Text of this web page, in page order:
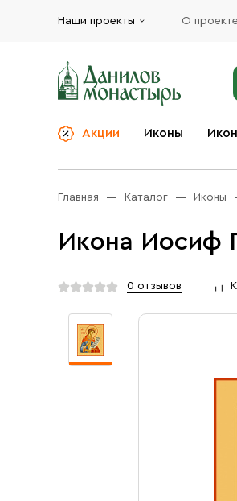
Наши проекты О проекте
Акции Иконы
Церковная утварь
Иконы
Бренды
Услуги
Главная Каталог Иконы
Икона Иосиф
0 отзывов